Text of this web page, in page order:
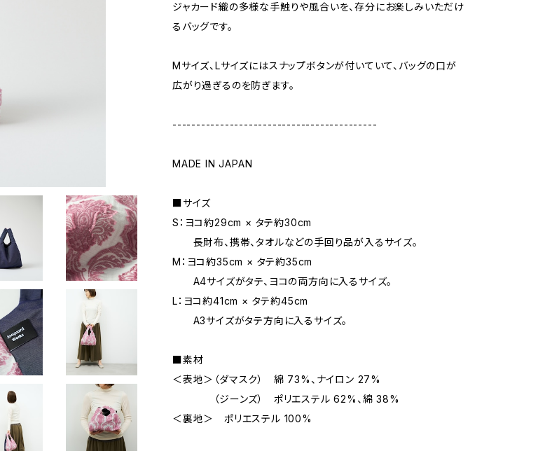
ジャカード織の多様な手触りや風合いを、存分にお楽しみいただけ
るバッグです。
Mサイズ、Lサイズにはスナップボタンが付いていて、バッグの口が
広がり過ぎるのを防ぎます。
-------------------------------------------
MADE IN JAPAN
■サイズ
S：ヨコ約29cm × タテ約30cm
長財布、携帯、タオルなどの手回り品が入るサイズ。
M：ヨコ約35cm × タテ約35cm
A4サイズがタテ、ヨコの両方向に入るサイズ。
L：ヨコ約41cm × タテ約45cm
A3サイズがタテ方向に入るサイズ。
■素材
＜表地＞（ダマスク） 綿 73%、ナイロン 27%
（ジーンズ） ポリエステル 62%、綿 38%
＜裏地＞ ポリエステル 100%